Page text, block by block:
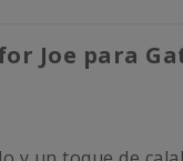
Joe para